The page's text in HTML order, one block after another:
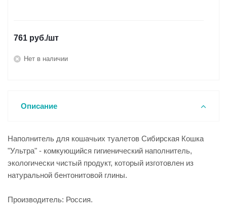
761 руб./шт
Нет в наличии
Описание
Наполнитель для кошачьих туалетов Сибирская Кошка
"Ультра" - комкующийся гигиенический наполнитель,
экологически чистый продукт, который изготовлен из
натуральной бентонитовой глины.
Производитель: Россия.